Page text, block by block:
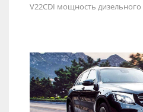
V22CDI мощность